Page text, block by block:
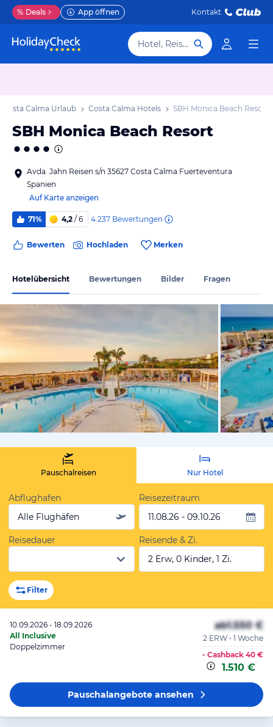
% Deals App öffnen Kontakt
Hotel, Reiseziel
Costa Calma Urlaub Costa Calma Hotels SBH Monica Beach Resort
SBH Monica Beach Resort
Avda. Jahn Reisen s/n 35627 Costa Calma Fuerteventura
Spanien
Auf Karte anzeigen
71% 4,2 / 6 4.237 Bewertungen
Bewerten Hochladen Merken
Hotelübersicht Bewertungen Bilder Fragen
vom
Pauschalreisen Nur Hotel
Abflughafen
Alle Flughäfen
Reisezeitraum
11.08.26 - 09.10.26
Reisedauer
Reisende & Zi.
2 Erw, 0 Kinder, 1 Zi.
Filter
10.09.2026 - 18.09.2026
All Inclusive
Doppelzimmer
ab1.550 €
2 ERW • 1 Woche
- Cashback 40 €
1.510 €
Pauschalangeboteansehen